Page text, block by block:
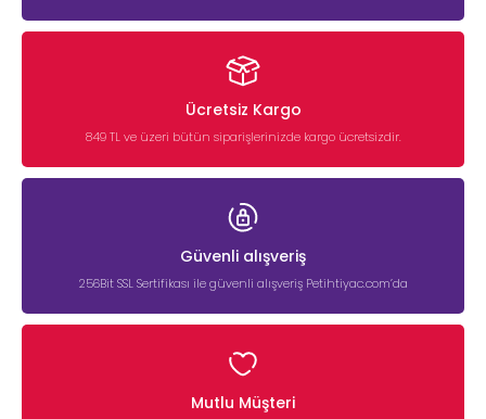
Ücretsiz Kargo
849 TL ve üzeri bütün siparişlerinizde kargo ücretsizdir.
Güvenli alışveriş
256Bit SSL Sertifikası ile güvenli alışveriş Petihtiyac.com’da
Mutlu Müşteri